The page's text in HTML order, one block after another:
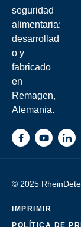
seguridad
alimentaria:
desarrollad
o y
fabricado
en
Remagen,
Alemania.
© 2025
IMPRIMIR
POLÍTICA DE